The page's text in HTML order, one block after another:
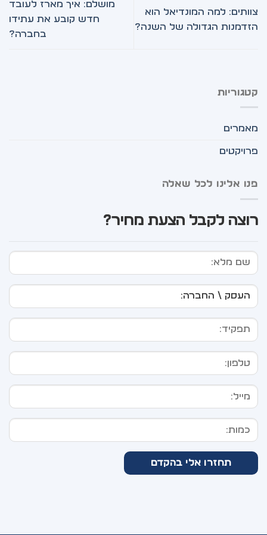
צוותים: למה המונדיאל הוא
הזדמנות הגדולה של השנה?
מושלם: איך מארז לעובד
חדש קובע את עתידו
בחברה?
קטגוריות
מאמרים
פרויקטים
פנו אלינו לכל שאלה
רוצה לקבל הצעת מחיר?